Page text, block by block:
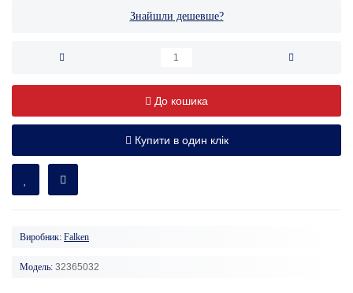
Знайшли дешевше?
До кошика
Купити в один клік
Виробник: Falken
Модель: 32365032